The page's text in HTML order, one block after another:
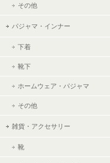
その他
パジャマ・インナー
下着
靴下
ホームウェア・パジャマ
その他
雑貨・アクセサリー
靴